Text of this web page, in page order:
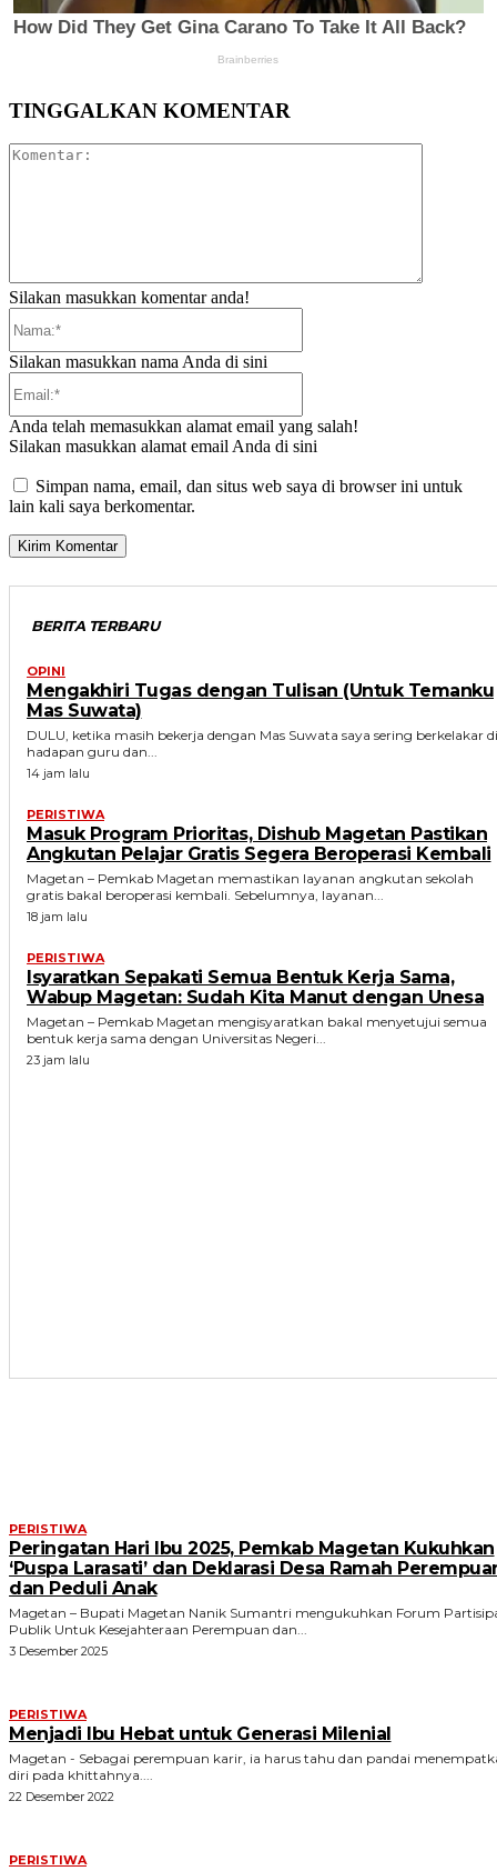
TINGGALKAN KOMENTAR
Silakan masukkan komentar anda!
Silakan masukkan nama Anda di sini
Anda telah memasukkan alamat email yang salah!
Silakan masukkan alamat email Anda di sini
Simpan nama, email, dan situs web saya di browser ini untuk
lain kali saya berkomentar.
BERITA TERBARU
OPINI
Mengakhiri Tugas dengan Tulisan (Untuk Temanku
Mas Suwata)
DULU, ketika masih bekerja dengan Mas Suwata saya sering berkelakar di
hadapan guru dan...
14 jam lalu
PERISTIWA
Masuk Program Prioritas, Dishub Magetan Pastikan
Angkutan Pelajar Gratis Segera Beroperasi Kembali
Magetan – Pemkab Magetan memastikan layanan angkutan sekolah
gratis bakal beroperasi kembali. Sebelumnya, layanan...
18 jam lalu
PERISTIWA
Isyaratkan Sepakati Semua Bentuk Kerja Sama,
Wabup Magetan: Sudah Kita Manut dengan Unesa
Magetan – Pemkab Magetan mengisyaratkan bakal menyetujui semua
bentuk kerja sama dengan Universitas Negeri...
23 jam lalu
PERISTIWA
Peringatan Hari Ibu 2025, Pemkab Magetan Kukuhkan
‘Puspa Larasati’ dan Deklarasi Desa Ramah
dan Peduli Anak
Magetan – Bupati Magetan Nanik Sumantri mengukuhkan Forum
Publik Untuk Kesejahteraan Perempuan dan...
3 Desember 2025
PERISTIWA
Menjadi Ibu Hebat untuk Generasi Milenial
Magetan - Sebagai perempuan karir, ia harus tahu dan pandai
diri pada khittahnya....
22 Desember 2022
PERISTIWA